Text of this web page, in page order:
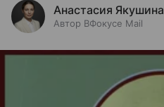
Анастасия Якушина
Автор ВФокусе Mail